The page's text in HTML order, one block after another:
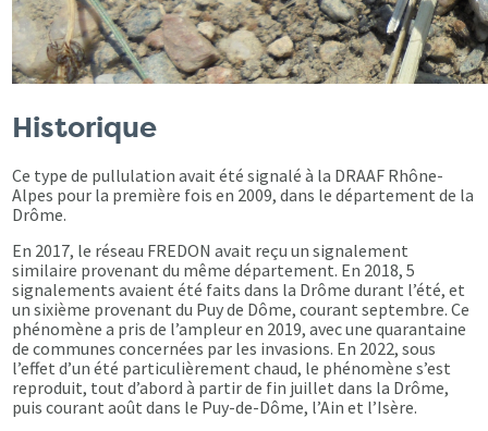
Historique
Ce type de pullulation avait été signalé à la DRAAF Rhône-
Alpes pour la première fois en 2009, dans le département de la
Drôme.
En 2017, le réseau FREDON avait reçu un signalement
similaire provenant du même département. En 2018, 5
signalements avaient été faits dans la Drôme durant l’été, et
un sixième provenant du Puy de Dôme, courant septembre. Ce
phénomène a pris de l’ampleur en 2019, avec une quarantaine
de communes concernées par les invasions. En 2022, sous
l’effet d’un été particulièrement chaud, le phénomène s’est
reproduit, tout d’abord à partir de fin juillet dans la Drôme,
puis courant août dans le Puy-de-Dôme, l’Ain et l’Isère.